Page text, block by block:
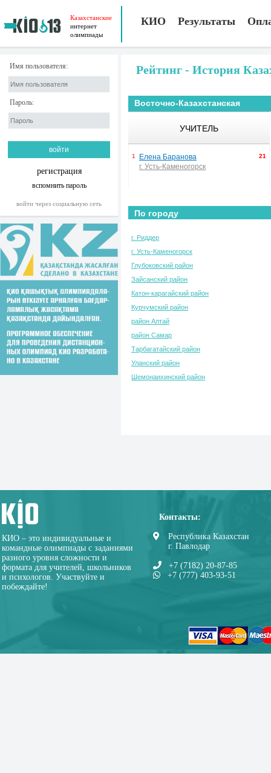
Казахстанские
интернет
олимпиады
КИО Результаты
Имя пользователя:
Пароль:
регистрация
вспомнить пароль
войти через социальную сеть
Рейтинг - История
Восточно-Казахстанская
УЧИТЕЛЬ
1
Елена Баранова
г. Усть-Каменогорск
21
По городу
г. Риддер
г. Усть-Каменогорск
Глубоковский район
Зайсанский район
Катон-карагайский район
Курчумский район
район Алтай
район Самар
Тарбагатайский район
Уланский район
Шемонаихинский район
КИО – это индивидуальные и
командные олимпиады с заданиями
разного уровня сложности и
формата для учителей, школьников
и психологов. Участвуйте и
побеждайте!
Контакты:
Республика Казахстан
г. Павлодар
+7 (7182) 20-87-85
+7 (777) 403-93-51